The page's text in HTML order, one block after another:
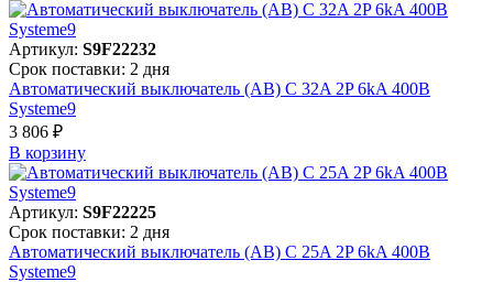
Артикул: S9F22232
Срок поставки: 2 дня
Автоматический выключатель (АВ) C 32A 2P 6kA 400В
Systeme9
3 806 ₽
В корзинy
Артикул: S9F22225
Срок поставки: 2 дня
Автоматический выключатель (АВ) C 25A 2P 6kA 400В
Systeme9